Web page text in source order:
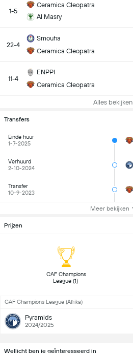
1-5
Ceramica Cleopatra
Al Masry
22-4
Smouha
Ceramica Cleopatra
11-4
ENPPI
Ceramica Cleopatra
Alles bekijken
Transfers
Einde huur
1-7-2025
Verhuurd
2-10-2024
Transfer
10-9-2023
Meer bekijken
Prijzen
CAF Champions
League (1)
CAF Champions League (Afrika)
Pyramids
2024/2025
Wellicht ben je geïnteresseerd in